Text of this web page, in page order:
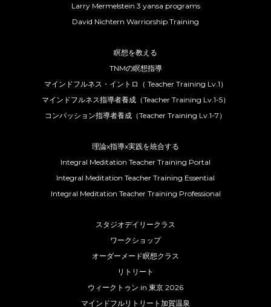
Larry Mermelstein 3 yansa programs
David Nichtern Warriorship Training
瞑想を教える
TNMの瞑想指導
マインドフルネス・イントロ（ Teacher Training Lv.1）
マインドフルネス指導者養成（Teacher Training Lv.1-5）
コンパッション指導者養成（Teacher Training Lv.1-7）
理論x指導x実践を統合する
Integral Meditation Teacher Training Portal
Integral Meditation Teacher Training Essential
Integral Meditation Teacher Training Professional
スタジオデイリークラス
ワークショップ
オーダーメード瞑想クラス
リトリート
ウィークトゥン in 東京 2026
マインドフルリトリート加賀温泉